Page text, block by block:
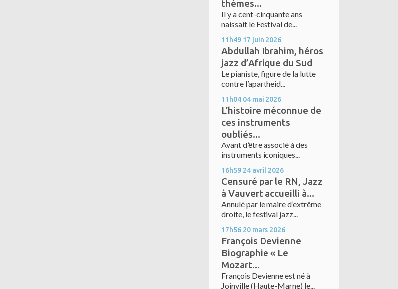
thèmes...
Il y a cent-cinquante ans
naissait le Festival de...
11h49 17 juin 2026
Abdullah Ibrahim, héros
jazz d’Afrique du Sud
Le pianiste, figure de la lutte
contre l’apartheid...
11h04 04 mai 2026
L’histoire méconnue de
ces instruments
oubliés...
Avant d’être associé à des
instruments iconiques...
16h59 24 avril 2026
Censuré par le RN, Jazz
à Vauvert accueilli à...
Annulé par le maire d’extrême
droite, le festival jazz...
17h56 20 mars 2026
François Devienne
Biographie « Le
Mozart...
François Devienne est né à
Joinville (Haute-Marne) le...